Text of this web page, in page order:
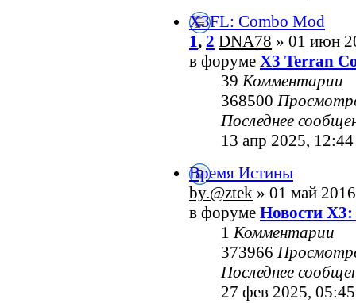
X3FL: Combo Mod
1, 2 DNA78 » 01 июн
в форуме X3 Terran
39Комментарии
368500
Последнее
13 апр 2025, 12:44
Время Истины
by.@ztek » 01 май
в форуме Новости
1Комментарии
373966
Последнее
27 фев 2025, 05:45